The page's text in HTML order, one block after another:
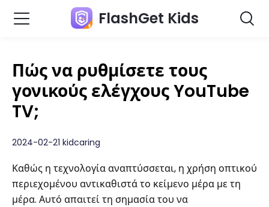
FlashGet Kids
Πώς να ρυθμίσετε τους
γονικούς ελέγχους YouTube
TV;
2024-02-21 kidcaring
Καθώς η τεχνολογία αναπτύσσεται, η χρήση οπτικού
περιεχομένου αντικαθιστά το κείμενο μέρα με τη
μέρα. Αυτό απαιτεί τη σημασία του να